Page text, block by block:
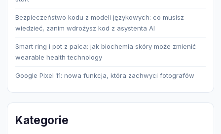
Bezpieczeństwo kodu z modeli językowych: co musisz
wiedzieć, zanim wdrożysz kod z asystenta AI
Smart ring i pot z palca: jak biochemia skóry może zmienić
wearable health technology
Google Pixel 11: nowa funkcja, która zachwyci fotografów
Kategorie